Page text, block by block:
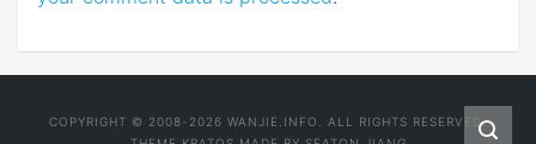
COPYRIGHT © 2008-2026 WANJIE.INFO. ALL RIGHTS RESERVED.